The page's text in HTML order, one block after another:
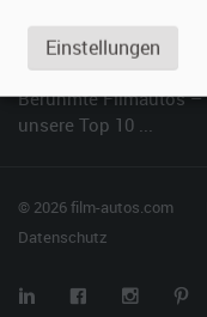
SPECIAL
Berühmte Filmautos –
unsere Top 10 ...
© 2026 film-autos.com
Datenschutz
Einstellungen